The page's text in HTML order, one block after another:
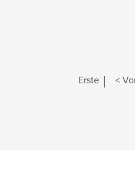
Erste | <